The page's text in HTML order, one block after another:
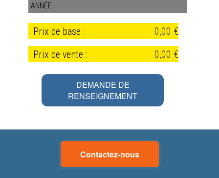
ANNÉE
Prix de base :
0,00 €
Prix de vente :
0,00 €
DEMANDE DE
RENSEIGNEMENT
Contactez-nous